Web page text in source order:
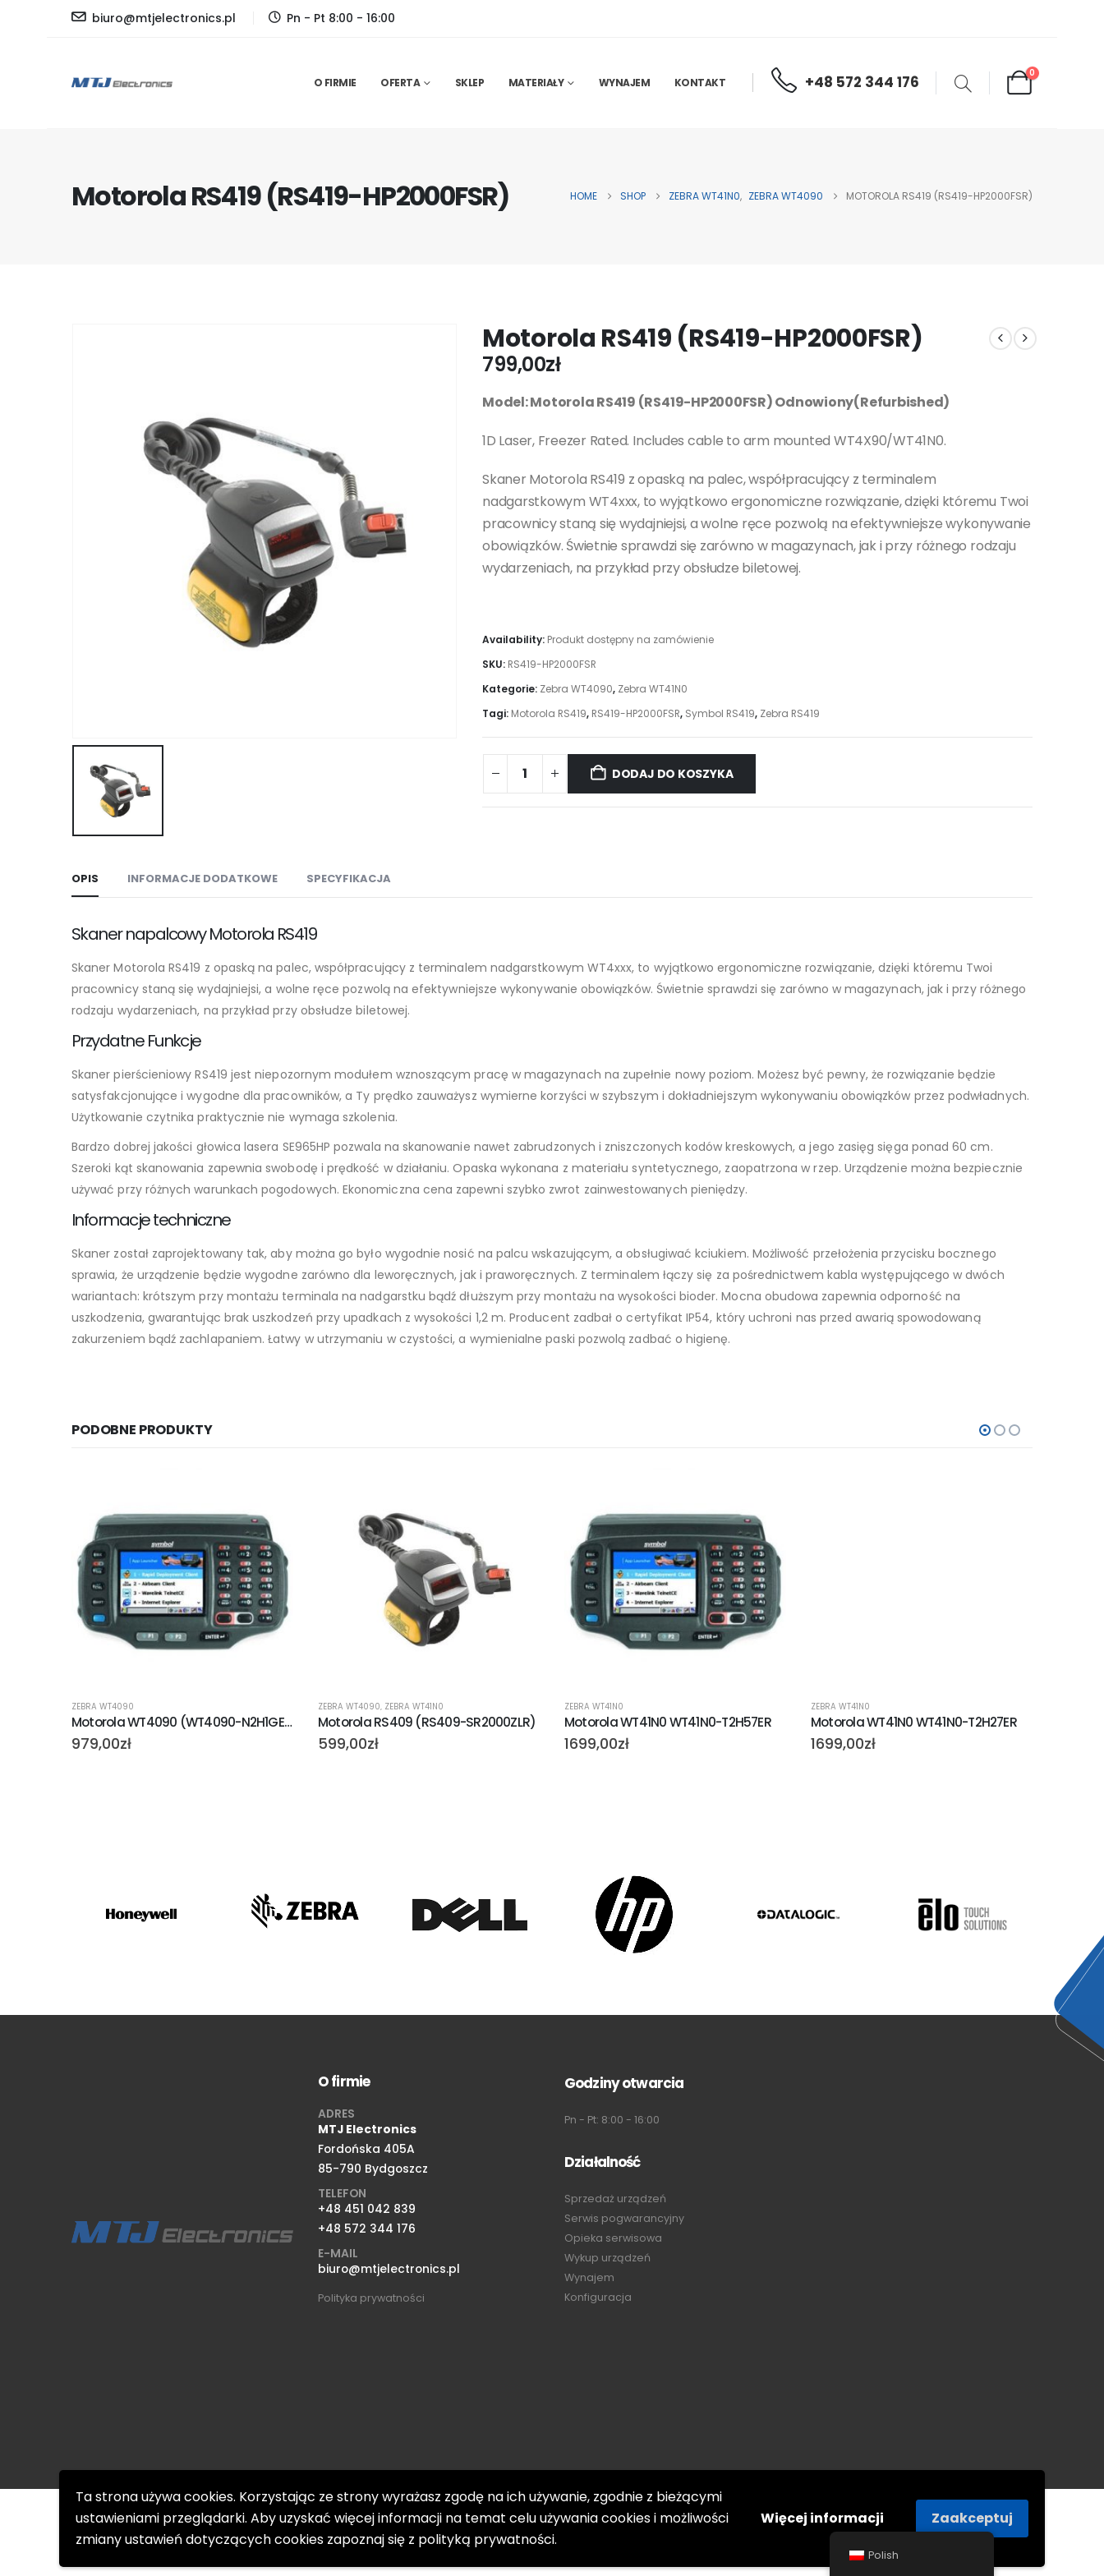
Ta strona używa cookies. Korzystając ze strony wyrażasz zgodę na ich używanie, zgodnie z bieżącymi
ustawieniami przeglądarki. Aby uzyskać więcej informacji na temat celu używania cookies i możliwości
zmiany ustawień dotyczących cookies zapoznaj się z polityką prywatności.
Więcej informacji Zaakceptuj
biuro@mtjelectronics.pl Pn - Pt 8:00 - 16:00
O FIRMIE OFERTA SKLEP MATERIAŁY WYNAJEM KONTAKT +48 572 344 176 0
Motorola RS419 (RS419-HP2000FSR) HOME SHOP ZEBRA WT41N0, ZEBRA WT4090 MOTOROLA RS419 (RS419-HP2000FSR)
Motorola RS419 (RS419-HP2000FSR)
799,00zł
Model: Motorola RS419 (RS419-HP2000FSR) Odnowiony(Refurbished)
1D Laser, Freezer Rated. Includes cable to arm mounted WT4X90/WT41N0.
Skaner Motorola RS419 z opaską na palec, współpracujący z terminalem
nadgarstkowym WT4xxx, to wyjątkowo ergonomiczne rozwiązanie, dzięki któremu Twoi
pracownicy staną się wydajniejsi, a wolne ręce pozwolą na efektywniejsze wykonywanie
obowiązków. Świetnie sprawdzi się zarówno w magazynach, jak i przy różnego rodzaju
wydarzeniach, na przykład przy obsłudze biletowej.
Availability: Produkt dostępny na zamówienie
SKU: RS419-HP2000FSR
Kategorie: Zebra WT4090, Zebra WT41N0
Tagi: Motorola RS419, RS419-HP2000FSR, Symbol RS419, Zebra RS419
DODAJ DO KOSZYKA
OPIS INFORMACJE DODATKOWE SPECYFIKACJA
Skaner napalcowy Motorola RS419
Skaner Motorola RS419 z opaską na palec, współpracujący z terminalem nadgarstkowym WT4xxx, to wyjątkowo ergonomiczne rozwiązanie, dzięki któremu Twoi
pracownicy staną się wydajniejsi, a wolne ręce pozwolą na efektywniejsze wykonywanie obowiązków. Świetnie sprawdzi się zarówno w magazynach, jak i przy różnego
rodzaju wydarzeniach, na przykład przy obsłudze biletowej.
Przydatne Funkcje
Skaner pierścieniowy RS419 jest niepozornym modułem wznoszącym pracę w magazynach na zupełnie nowy poziom. Możesz być pewny, że rozwiązanie będzie
satysfakcjonujące i wygodne dla pracowników, a Ty prędko zauważysz wymierne korzyści w szybszym i dokładniejszym wykonywaniu obowiązków przez podwładnych.
Użytkowanie czytnika praktycznie nie wymaga szkolenia.
Bardzo dobrej jakości głowica lasera SE965HP pozwala na skanowanie nawet zabrudzonych i zniszczonych kodów kreskowych, a jego zasięg sięga ponad 60 cm.
Szeroki kąt skanowania zapewnia swobodę i prędkość w działaniu. Opaska wykonana z materiału syntetycznego, zaopatrzona w rzep. Urządzenie można bezpiecznie
używać przy różnych warunkach pogodowych. Ekonomiczna cena zapewni szybko zwrot zainwestowanych pieniędzy.
Informacje techniczne
Skaner został zaprojektowany tak, aby można go było wygodnie nosić na palcu wskazującym, a obsługiwać kciukiem. Możliwość przełożenia przycisku bocznego
sprawia, że urządzenie będzie wygodne zarówno dla leworęcznych, jak i praworęcznych. Z terminalem łączy się za pośrednictwem kabla występującego w dwóch
wariantach: krótszym przy montażu terminala na nadgarstku bądź dłuższym przy montażu na wysokości bioder. Mocna obudowa zapewnia odporność na
uszkodzenia, gwarantując brak uszkodzeń przy upadkach z wysokości 1,2 m. Producent zadbał o certyfikat IP54, który uchroni nas przed awarią spowodowaną
zakurzeniem bądź zachlapaniem. Łatwy w utrzymaniu w czystości, a wymienialne paski pozwolą zadbać o higienę.
PODOBNE PRODUKTY
ZEBRA WT4090
Motorola WT4090 (WT4090-N2H1GER)
979,00zł
ZEBRA WT4090, ZEBRA WT41N0
Motorola RS409 (RS409-SR2000ZLR)
599,00zł
ZEBRA WT41N0
Motorola WT41N0 WT41N0-T2H57ER
1699,00zł
ZEBRA WT41N0
Motorola WT41N0 WT41N0-T2H27ER
1699,00zł
O firmie
ADRES
MTJ Electronics
Fordońska 405A
85-790 Bydgoszcz
TELEFON
+48 451 042 839
+48 572 344 176
E-MAIL
biuro@mtjelectronics.pl
Polityka prywatności
Godziny otwarcia
Pn - Pt: 8:00 - 16:00
Działalność
Sprzedaż urządzeń
Serwis pogwarancyjny
Opieka serwisowa
Wykup urządzeń
Wynajem
Konfiguracja
MTJ Electronics © 2021. Wszelkie prawa zastrzeżone.
Polish